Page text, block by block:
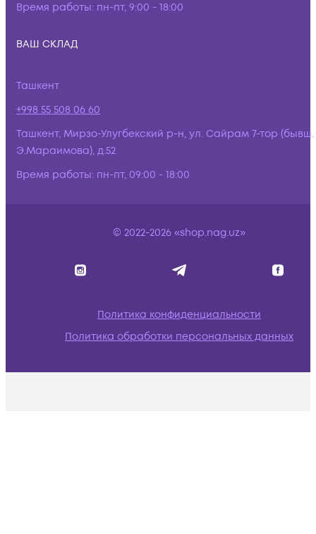
Время работы: пн-пт, 9:00 - 18:00
ВАШ СКЛАД
Ташкент
+998 55 508 06 60
Ташкент, Мирзо-Улугбекский р-н, ул. Сайрам 7-тор (бывш.
Э.Мараимова), д.52
Время работы: пн-пт, 09:00 - 18:00
© 2022-2026 «shop.nag.uz»
Политика конфиденциальности
Политика обработки персональных данных